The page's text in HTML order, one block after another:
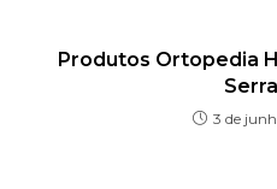
Produtos Ortopedia
3 de